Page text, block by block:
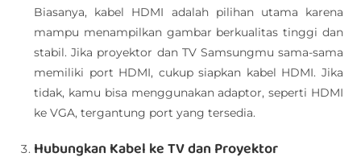
Biasanya, kabel HDMI adalah pilihan utama karena
mampu menampilkan gambar berkualitas tinggi dan
stabil. Jika proyektor dan TV Samsungmu sama-sama
memiliki port HDMI, cukup siapkan kabel HDMI. Jika
tidak, kamu bisa menggunakan adaptor, seperti HDMI
ke VGA, tergantung port yang tersedia.
Hubungkan Kabel ke TV dan Proyektor